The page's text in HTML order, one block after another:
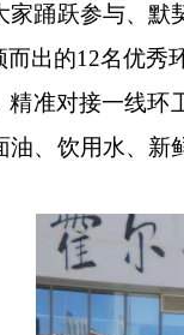
踊跃参与、
而出的12名优秀
准对接一线
、饮用水、